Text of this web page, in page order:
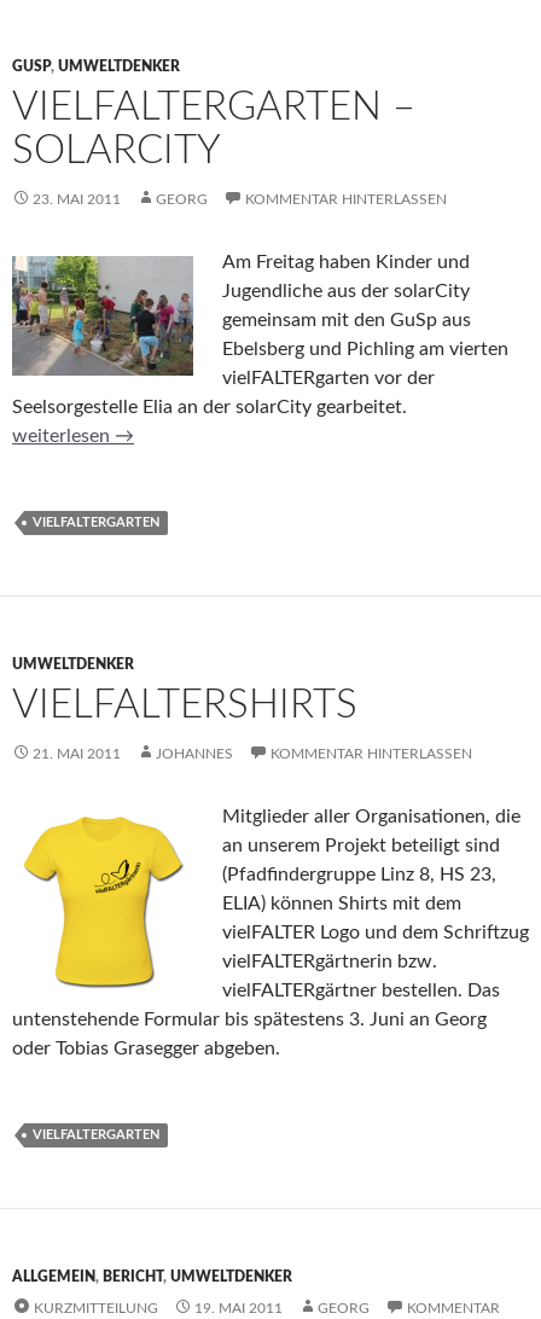
GUSP, UMWELTDENKER
VIELFALTERGARTEN –
SOLARCITY
23. MAI 2011 GEORG KOMMENTAR HINTERLASSEN
Am Freitag haben Kinder und
Jugendliche aus der solarCity
gemeinsam mit den GuSp aus
Ebelsberg und Pichling am vierten
vielFALTERgarten vor der
Seelsorgestelle Elia an der solarCity gearbeitet.
vielFALTERgarten – solarCity
weiterlesen →
VIELFALTERGARTEN
UMWELTDENKER
VIELFALTERSHIRTS
21. MAI 2011 JOHANNES KOMMENTAR HINTERLASSEN
Mitglieder aller Organisationen, die
an unserem Projekt beteiligt sind
(Pfadfindergruppe Linz 8, HS 23,
ELIA) können Shirts mit dem
vielFALTER Logo und dem Schriftzug
vielFALTERgärtnerin bzw.
vielFALTERgärtner bestellen. Das
untenstehende Formular bis spätestens 3. Juni an Georg
oder Tobias Grasegger abgeben.
VIELFALTERGARTEN
ALLGEMEIN, BERICHT, UMWELTDENKER
KURZMITTEILUNG 19. MAI 2011 GEORG
KOMMENTAR